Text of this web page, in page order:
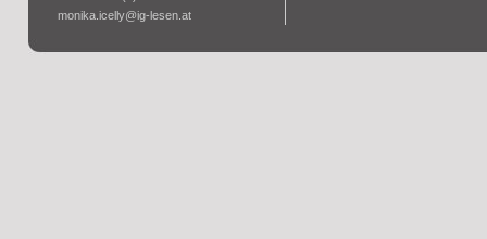
monika.icelly@ig-lesen.at